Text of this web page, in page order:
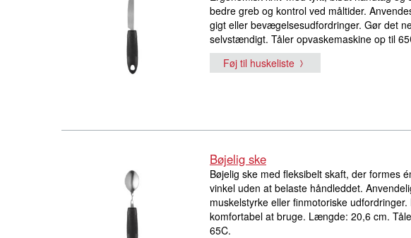
bedre greb og kontrol ved måltider.
gigt eller bevægelsesudfordringer. Gør det
selvstændigt. Tåler opvaskemaskine op til
Føj til huskeliste
Bøjelig ske
Bøjelig ske med fleksibelt skaft, der formes
vinkel uden at belaste håndleddet.
muskelstyrke eller finmotoriske udfordringer.
komfortabel at bruge. Længde: 20,6 cm.
65C.